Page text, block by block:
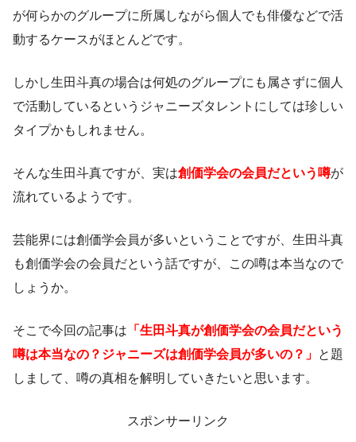
が何らかのグループに所属しながら個人でも俳優などで活
動するケースがほとんどです。
しかし生田斗真の場合は何処のグループにも属さずに個人
で活動しているというジャニーズタレントにしては珍しい
タイプかもしれません。
そんな生田斗真ですが、実は創価学会の会員だという噂が
流れているようです。
芸能界には創価学会員が多いということですが、生田斗真
も創価学会の会員だという話ですが、この噂は本当なので
しょうか。
そこで今回の記事は 「生田斗真が創価学会の会員だという
噂は本当なの？ジャニーズは創価学会員が多いの？」 と題
しまして、噂の真相を解明していきたいと思います。
スポンサーリンク